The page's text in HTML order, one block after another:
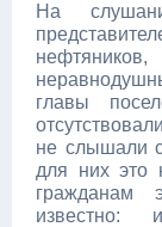
На
главы
не слышали
для них это
гражданам
известно: